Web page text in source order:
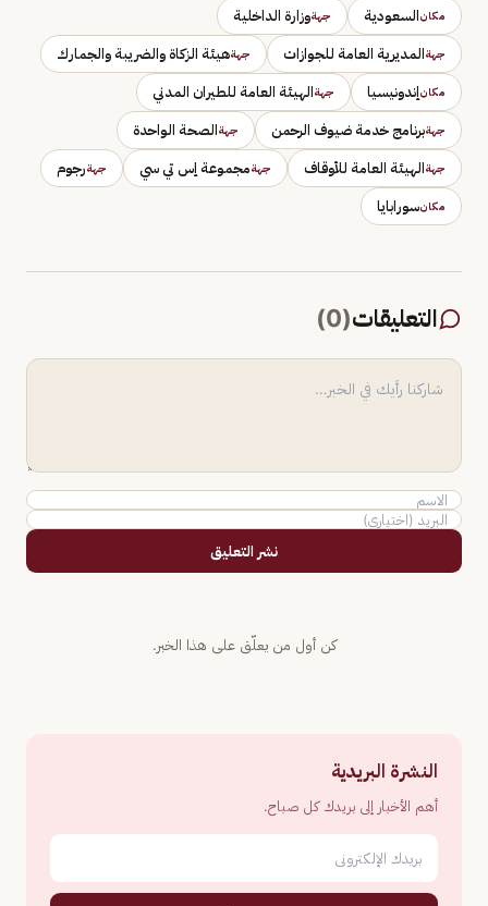
مكانالسعودية جهةوزارة الداخلية
جهةالمديرية العامة للجوازات جهةهيئة الزكاة والضريبة والجمارك
مكانإندونيسيا جهةالهيئة العامة للطيران المدني
جهةبرنامج خدمة ضيوف الرحمن جهةالصحة الواحدة
جهةالهيئة العامة للأوقاف جهةمجموعة إس تي سي جهةرجوم
مكانسورابايا
التعليقات(
0
)
نشر التعليق
كن أول من يعلّق على هذا الخبر.
النشرة البريدية
أهم الأخبار إلى بريدك كل صباح.